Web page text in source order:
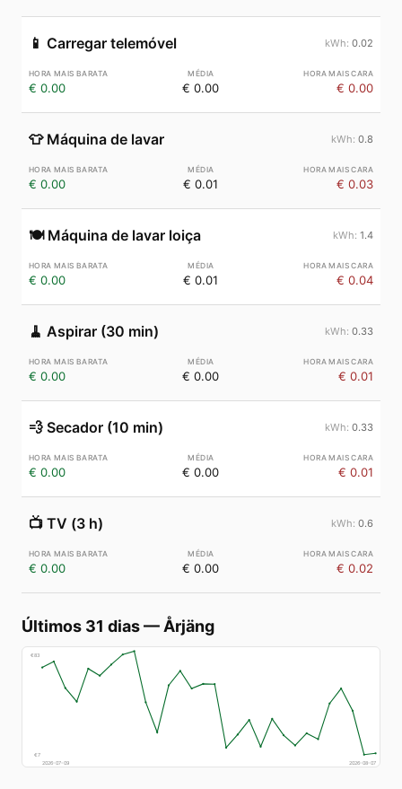
📱 Carregar telemóvel 0.02
€ 0.00 € 0.00 € 0.00
👕 Máquina de lavar 0.8
€ 0.00 € 0.01 € 0.03
🍽️ Máquina de lavar loiça 1.4
€ 0.00 € 0.01 € 0.04
🧹 Aspirar (30 min) 0.33
€ 0.00 € 0.00 € 0.01
💨 Secador (10 min) 0.33
€ 0.00 € 0.00 € 0.01
📺 TV (3 h) 0.6
€ 0.00 € 0.00 € 0.02
Últimos 31 dias— Årjäng
€83
€7
2026-07-09
2026-08-07